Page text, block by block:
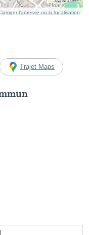
l’adresse ou la localisation
Trajet Maps